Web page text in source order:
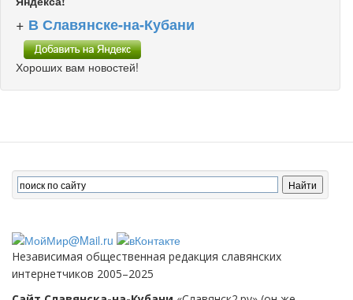
+ В Славянске-на-Кубани
Хороших вам новостей!
Независимая общественная редакция славянских
интернетчиков 2005–2025